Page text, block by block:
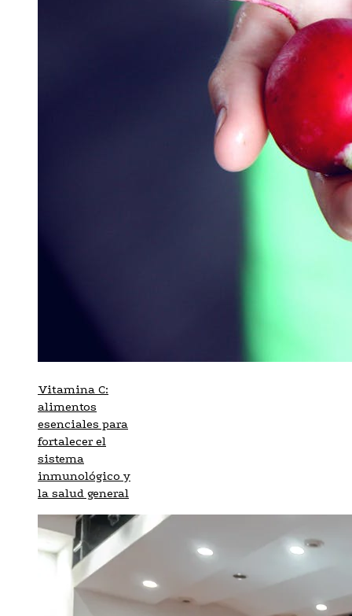
Vitamina C:
alimentos
esenciales para
fortalecer el
sistema
inmunológico y
la salud general